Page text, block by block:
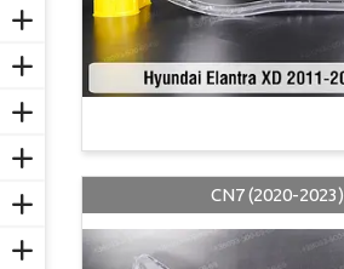
CN7 (2020-2023)